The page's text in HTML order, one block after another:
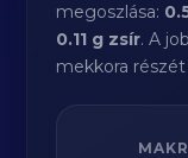
megoszlása:
0.11 g zsír. A
mekkora